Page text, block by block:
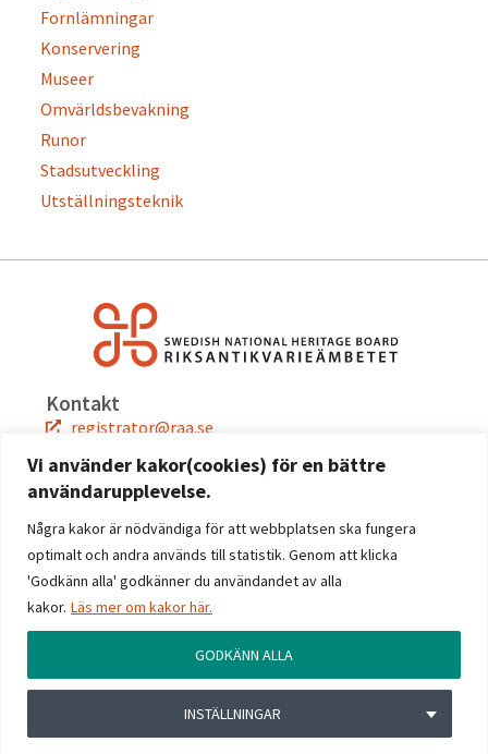
Vi använder kakor(cookies) för en bättre
användarupplevelse.
Några kakor är nödvändiga för att webbplatsen ska fungera
optimalt och andra används till statistik. Genom att klicka
'Godkänn alla' godkänner du användandet av alla
kakor. Läs mer om kakor här.
INSTÄLLNINGAR
GODKÄNN ALLA
Fornlämningar
Konservering
Museer
Omvärldsbevakning
Runor
Stadsutveckling
Utställningsteknik
Kontakt
registrator@raa.se
Snabblänkar
Jobba hos oss
Press
Kontakta oss
Följ oss
Linkedin